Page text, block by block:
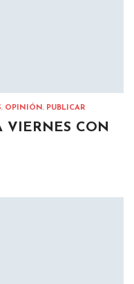
, OPINIÓN, PUBLICAR
VIERNES CON